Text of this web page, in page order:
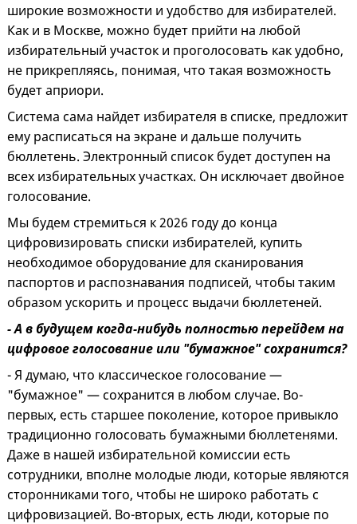
широкие возможности и удобство для избирателей.
Как и в Москве, можно будет прийти на любой
избирательный участок и проголосовать как удобно,
не прикрепляясь, понимая, что такая возможность
будет априори.
Система сама найдет избирателя в списке, предложит
ему расписаться на экране и дальше получить
бюллетень. Электронный список будет доступен на
всех избирательных участках. Он исключает двойное
голосование.
Мы будем стремиться к 2026 году до конца
цифровизировать списки избирателей, купить
необходимое оборудование для сканирования
паспортов и распознавания подписей, чтобы таким
образом ускорить и процесс выдачи бюллетеней.
- А в будущем когда-нибудь полностью перейдем на
цифровое голосование или "бумажное" сохранится?
- Я думаю, что классическое голосование —
"бумажное" — сохранится в любом случае. Во-
первых, есть старшее поколение, которое привыкло
традиционно голосовать бумажными бюллетенями.
Даже в нашей избирательной комиссии есть
сотрудники, вполне молодые люди, которые являются
сторонниками того, чтобы не широко работать с
цифровизацией. Во-вторых, есть люди, которые по